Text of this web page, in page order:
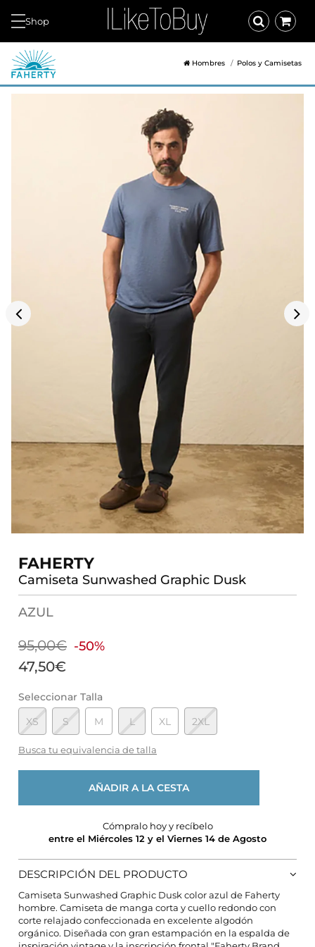
Shop
Hombres Polos y Camisetas
FAHERTY
Camiseta Sunwashed Graphic Dusk
AZUL
95,00€ -50%
47,50€
Seleccionar Talla
XS
S M L XL 2XL
Busca tu equivalencia de talla
AÑADIR A LA CESTA
Cómpralo hoy y recíbelo
entre el Miércoles 12 y el Viernes 14 de Agosto
DESCRIPCIÓN DEL PRODUCTO
Camiseta Sunwashed Graphic Dusk color azul de Faherty
hombre. Camiseta de manga corta y cuello redondo con
corte relajado confeccionada en excelente algodón
orgánico. Diseñada con gran estampación en la espalda de
CONFIGURACIÓN DE COOKIES